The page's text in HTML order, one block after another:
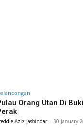
Orang Utan Di
Aziz Jasbindar - 30 January